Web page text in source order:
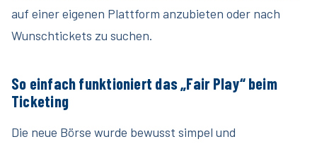
auf einer eigenen Plattform anzubieten oder nach
Wunschtickets zu suchen.
So einfach funktioniert das „Fair Play“ beim
Ticketing
Die neue Börse wurde bewusst simpel und